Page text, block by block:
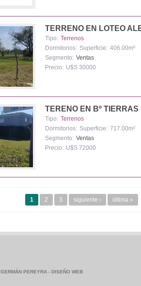
TERRENO EN LOTEO
Tipo: Terrenos
Dormitorios: Superficie: 406.00m²
Segmento: Ventas
Precio: U$S 30000
TERENO EN Bº
Tipo: Terrenos
Dormitorios: Superficie: 717.00m²
Segmento: Ventas
Precio: U$S 72000
1 2 3 siguiente › última »
GERMÁN PEREYRA - DISEÑO WEB